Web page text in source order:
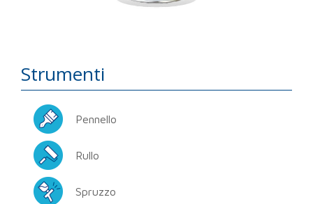
Strumenti
Pennello
Rullo
Spruzzo